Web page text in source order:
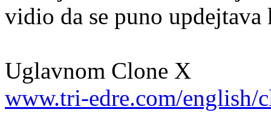
vidio da se puno updejtava
Uglavnom Clone X
www.tri-edre.com/english/